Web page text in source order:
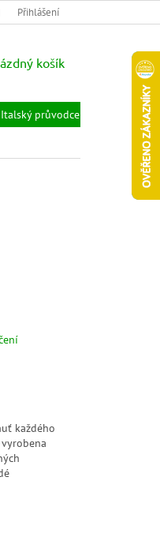
OBCHODNÍ PODMÍNKY
Přihlášení
košík
Italský průvodce
Prodejny
každého